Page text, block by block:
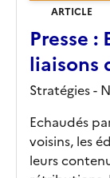
ARTICLE
Presse
liaisons
Stratégies -
Echaudés
voisins, les
leurs